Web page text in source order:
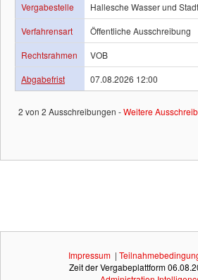
Vergabestelle
Hallesche Wasser und
Verfahrensart
Öffentliche Ausschreibung
Rechtsrahmen
VOB
Abgabefrist
07.08.2026 12:00
2 von 2 Ausschreibungen -Weitere
Impressum|
Zeit der Vergabeplattform